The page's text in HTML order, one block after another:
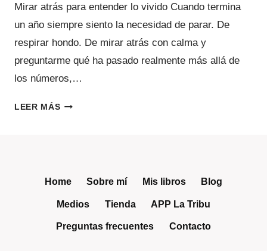
Mirar atrás para entender lo vivido Cuando termina
un año siempre siento la necesidad de parar. De
respirar hondo. De mirar atrás con calma y
preguntarme qué ha pasado realmente más allá de
los números,…
LEER MÁS2025
COMUNIDAD
CUIDADO
Home Sobre mí Mis libros Blog
Medios Tienda APP La Tribu
Preguntas frecuentes Contacto